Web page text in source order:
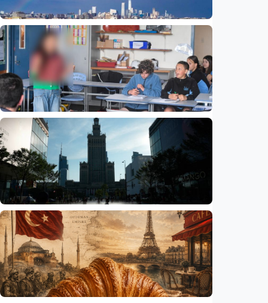
Humaniora
Beijing jadi ibu kota arsitektur dunia
UNESCO-UIA 2029. Apa alasannya?
Indonesia•06 Aug 2026
Humaniora
Sekolah di Selandia Baru tambah mata
pelajaran berbasis industri, dari AI hingga
pariwisata
Indonesia •06 Aug 2026
Humaniora
Gelombang panas bisa memicu kecemasan
hingga depresi pada anak, ini temuan
peneliti
Indonesia•06 Aug 2026